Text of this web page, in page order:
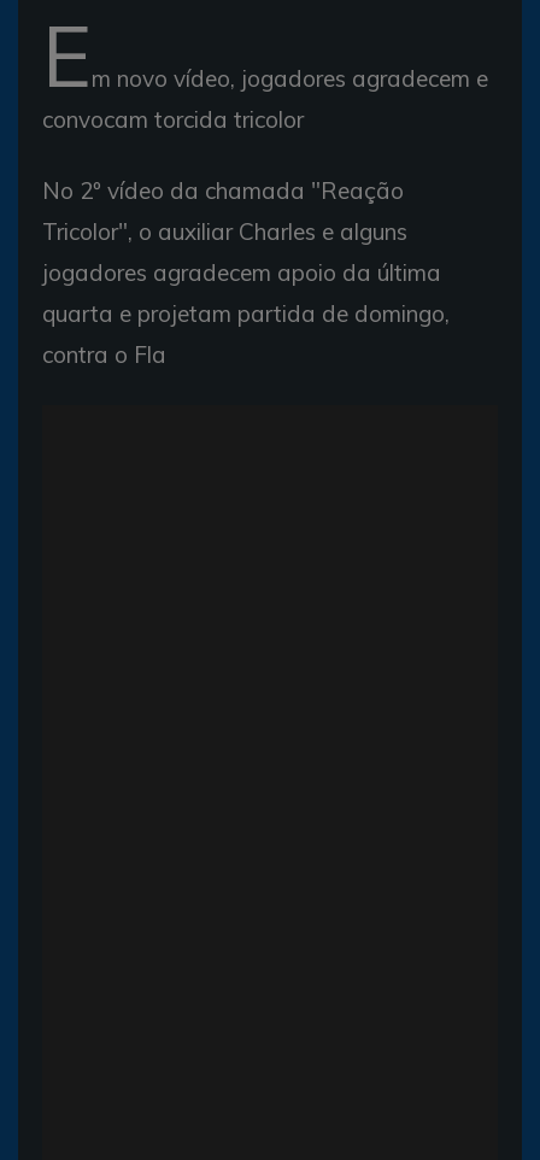
Em novo vídeo, jogadores agradecem e
convocam torcida tricolor
No 2º vídeo da chamada "Reação
Tricolor", o auxiliar Charles e alguns
jogadores agradecem apoio da última
quarta e projetam partida de domingo,
contra o Fla